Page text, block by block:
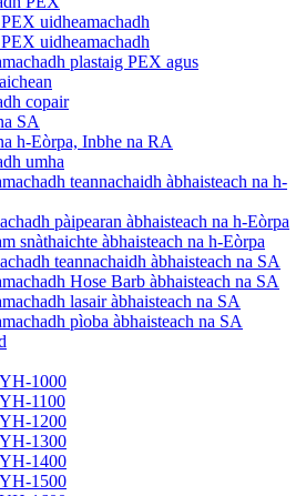
uidheamachadh
uidheamachadh
plastaig PEX agus
copair
SA
h-Eòrpa, Inbhe na RA
umha
teannachaidh àbhaisteach na h-
pàipearan àbhaisteach na h-Eòrpa
snàthaichte àbhaisteach na h-Eòrpa
teannachaidh àbhaisteach na SA
Hose Barb àbhaisteach na SA
lasair àbhaisteach na SA
pìoba àbhaisteach na SA
1000
1100
1200
1300
1400
1500